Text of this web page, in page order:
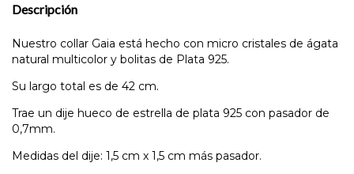
Descripción
Nuestro collar Gaia está hecho con micro cristales de ágata
natural multicolor y bolitas de Plata 925.
Su largo total es de 42 cm.
Trae un dije hueco de estrella de plata 925 con pasador de
0,7mm.
Medidas del dije: 1,5 cm x 1,5 cm más pasador.